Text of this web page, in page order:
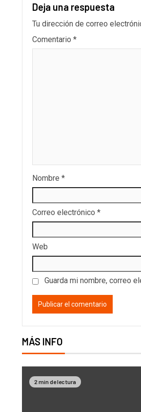
Deja una respuesta
Tu dirección de correo
Comentario *
Nombre *
Correo electrónico *
Web
Guarda mi nombre, correo
MÁS INFO
2 min de lectura